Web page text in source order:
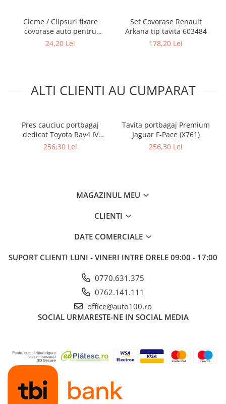
Cleme / Clipsuri fixare
covorase auto pentru
Renault / Nissan
24,20 Lei
Set Covorase Renault
Arkana tip tavita 603484
178,20 Lei
ALTI CLIENTI AU CUMPARAT
Pres cauciuc portbagaj
dedicat Toyota Rav4 IV
(XA40) 2013-2018, Gledring
256,30 Lei
Tavita portbagaj Premium
Jaguar F-Pace (X761)
256,30 Lei
MAGAZINUL MEU
CLIENTI
DATE COMERCIALE
SUPORT CLIENTI LUNI - VINERI INTRE ORELE 09:00 - 17:00
0770.631.375
0762.141.111
office@auto100.ro
SOCIAL URMARESTE-NE IN SOCIAL MEDIA